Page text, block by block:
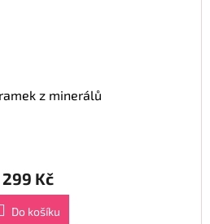
z minerálů
299 Kč
Do košíku